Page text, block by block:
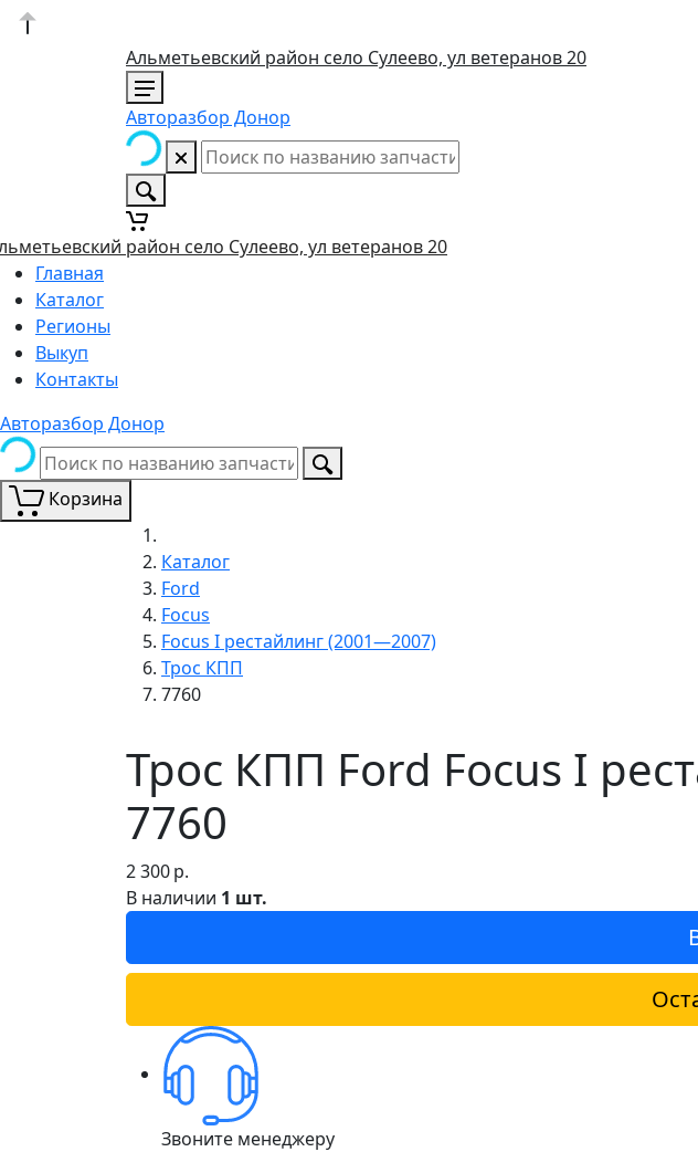
Альметьевский район село Сулеево, ул ветеранов 20
Авторазбор Донор
район село Сулеево, ул ветеранов 20
Главная
Каталог
Регионы
Выкуп
Контакты
Авторазбор Донор
Корзина
Каталог
Ford
Focus
Focus I рестайлинг (2001—2007)
Трос КПП
7760
Трос КПП Ford Focus I
7760
2 300р.
В наличии 1 шт.
Звоните менеджеру